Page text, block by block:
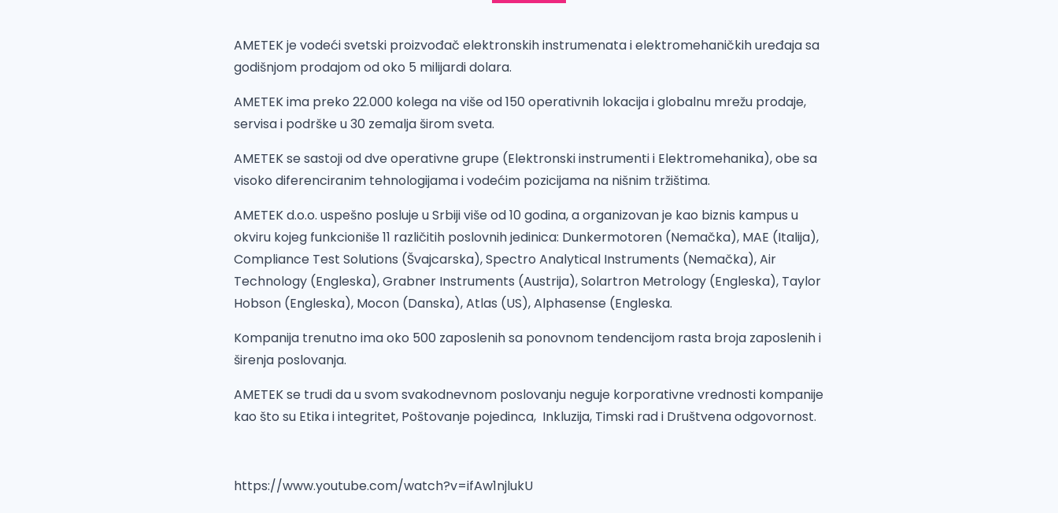
AMETEK je vodeći svetski proizvođač elektronskih instrumenata i elektromehaničkih uređaja sa
godišnjom prodajom od oko 5 milijardi dolara.
AMETEK ima preko 22.000 kolega na više od 150 operativnih lokacija i globalnu mrežu prodaje,
servisa i podrške u 30 zemalja širom sveta.
AMETEK se sastoji od dve operativne grupe (Elektronski instrumenti i Elektromehanika), obe sa
visoko diferenciranim tehnologijama i vodećim pozicijama na nišnim tržištima.
AMETEK d.o.o. uspešno posluje u Srbiji više od 10 godina, a organizovan je kao biznis kampus u
okviru kojeg funkcioniše 11 različitih poslovnih jedinica: Dunkermotoren (Nemačka), MAE (Italija),
Compliance Test Solutions (Švajcarska), Spectro Analytical Instruments (Nemačka), Air
Technology (Engleska), Grabner Instruments (Austrija), Solartron Metrology (Engleska), Taylor
Hobson (Engleska), Mocon (Danska), Atlas (US), Alphasense (Engleska.
Kompanija trenutno ima oko 500 zaposlenih sa ponovnom tendencijom rasta broja zaposlenih i
širenja poslovanja.
AMETEK se trudi da u svom svakodnevnom poslovanju neguje korporativne vrednosti kompanije
kao što su Etika i integritet, Poštovanje pojedinca, Inkluzija, Timski rad i Društvena odgovornost.
https://www.youtube.com/watch?v=ifAw1njlukU